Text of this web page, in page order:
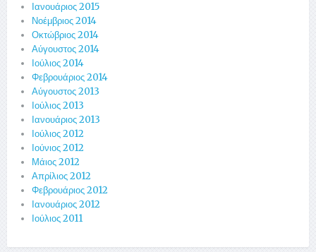
Ιανουάριος 2015
Νοέμβριος 2014
Οκτώβριος 2014
Αύγουστος 2014
Ιούλιος 2014
Φεβρουάριος 2014
Αύγουστος 2013
Ιούλιος 2013
Ιανουάριος 2013
Ιούλιος 2012
Ιούνιος 2012
Μάιος 2012
Απρίλιος 2012
Φεβρουάριος 2012
Ιανουάριος 2012
Ιούλιος 2011